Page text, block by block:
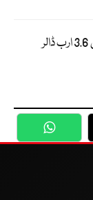
ترسیلات زر میں بڑا اضافہ ، جولائی میں 3.6 ارب ڈالر